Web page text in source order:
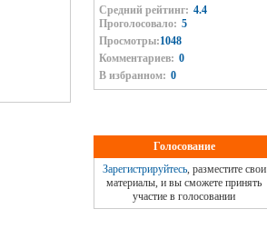
Средний рейтинг: 4.4
Проголосовало: 5
Просмотры:1048
Комментариев: 0
В избранном: 0
Голосование
Зарегистрируйтесь, разместите свои
материалы, и вы сможете принять
участие в голосовании